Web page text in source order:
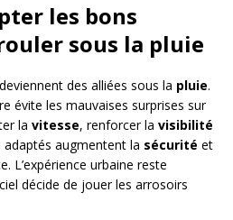
les bons
sous la pluie
deviennent des alliées sous la pluie.
évite les mauvaises surprises sur
la vitesse, renforcer la visibilité
adaptés augmentent la sécurité et
L’expérience urbaine reste
décide de jouer les arrosoirs